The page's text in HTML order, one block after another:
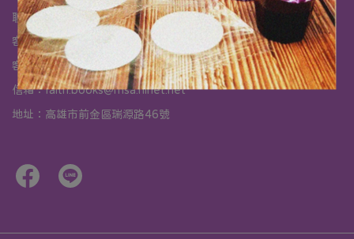
聯絡我們
客服專線：07-2019888
客服時間：週一~週六 10:00 am ~ 19:00 pm 週日公休
信箱：faith.books@msa.hinet.net
地址：高雄市前金區瑞源路46號